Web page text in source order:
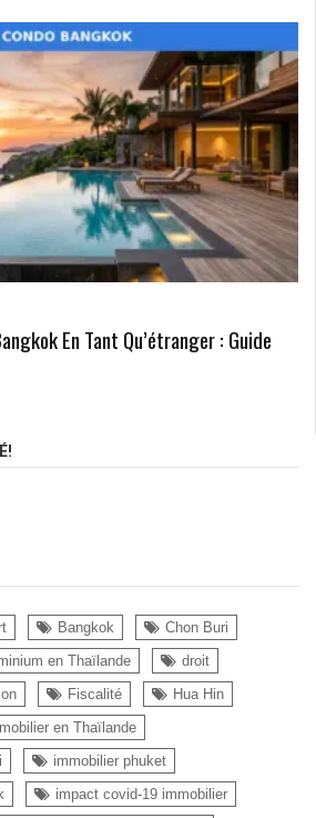
En Tant Qu’étranger : Guide
Bangkok
Chon Buri
en Thaïlande
droit
Fiscalité
Hua Hin
en Thaïlande
immobilier phuket
impact covid-19 immobilier